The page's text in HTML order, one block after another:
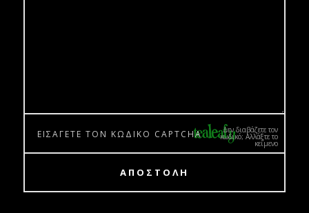
Δεν διαβάζετε τον
κωδικό; Αλλάξτε το
κείμενο
ΑΠΟΣΤΟΛΗ